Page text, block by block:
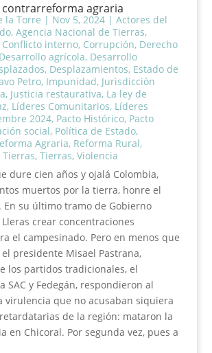
contrarreforma agraria
la Torre | Nov 5, 2024| Actores del
, Agencia Nacional de Tierras,
Conflicto interno, Corrupción, Derecho
Desarrollo agrícola, Desarrollo
, Desplazamientos, Estado de
Petro, Impunidad, Jurisdicción
, Justicia restaurativa, La ley de
, Líderes Comunitarios, Líderes
2024, Pacto Histórico, Pacto
social, Política de Estado,
Agraria, Reforma Rural,
, Tierras, Violencia
dure cien años y ojalá Colombia,
muertos por la tierra, honre el
su último tramo de Gobierno
crear concentraciones
el campesinado. Pero en menos que
presidente Misael Pastrana,
los partidos tradicionales, el
SAC y Fedegán, respondieron al
virulencia que no acusaban siquiera
de la región: mataron la
en Chicoral. Por segunda vez, pues a